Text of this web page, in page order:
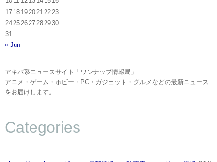
17 18 19 20 21 22 23
24 25 26 27 28 2930
31
« Jun
アキバ系ニュースサイト「ワンナップ情報局」
アニメ・ゲーム・ホビー・PC・ガジェット・グルメなどの最新ニュース
をお届けします。
Categories